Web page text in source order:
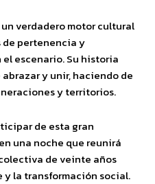
verdadero motor cultural
de pertenencia y
escenario. Su historia
y unir, haciendo de
y territorios.
de esta gran
una noche que reunirá
de veinte años
y la transformación social.